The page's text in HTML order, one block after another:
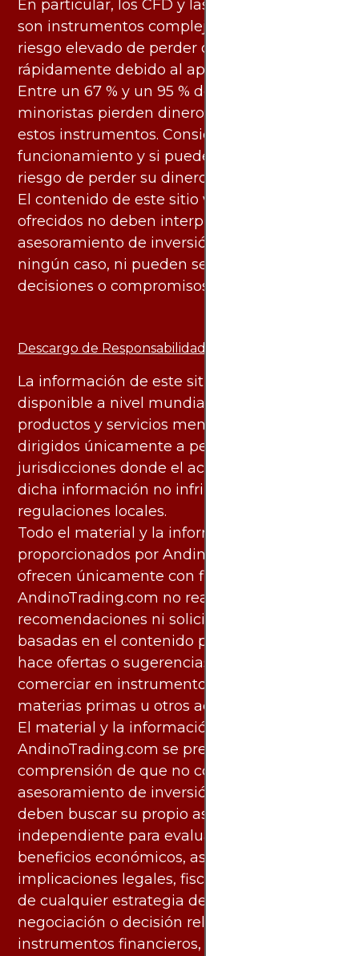
En particular, los CFD y las criptomonedas
son instrumentos complejos y conllevan un
riesgo elevado de perder dinero
rápidamente debido al apalancamiento.
Entre un 67 % y un 95 % de los inversores
minoristas pierden dinero al negociar con
estos instrumentos. Considere si entiende su
funcionamiento y si puede asumir el alto
riesgo de perder su dinero.
El contenido de este sitio web y los servicios
ofrecidos no deben interpretarse como
asesoramiento de inversión ni financiero en
ningún caso, ni pueden servir de base para
decisiones o compromisos de ningún tipo.
Descargo de Responsabilidad:
La información de este sitio web está
disponible a nivel mundial. Sin embargo, los
productos y servicios mencionados están
dirigidos únicamente a personas en
jurisdicciones donde el acceso y uso de
dicha información no infringe leyes o
regulaciones locales.
Todo el material y la información
proporcionados por AndinoTrading.com se
ofrecen únicamente con fines informativos.
AndinoTrading.com no realiza
recomendaciones ni solicita acciones
basadas en el contenido proporcionado, ni
hace ofertas o sugerencias para invertir o
comerciar en instrumentos financieros,
materias primas u otros activos.
El material y la información disponibles en
AndinoTrading.com se presentan con la
comprensión de que no constituyen
asesoramiento de inversión. Los usuarios
deben buscar su propio asesoramiento
independiente para evaluar los riesgos y
beneficios económicos, así como las
implicaciones legales, fiscales y contables
de cualquier estrategia de inversión,
negociación o decisión relacionada con
instrumentos financieros, materias primas u